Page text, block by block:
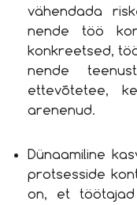
vähendada
nende töö
konkreetsed,
nende
ettevõtetee,
arenenud.
Dünaamiline
protsesside
on, et töötajad